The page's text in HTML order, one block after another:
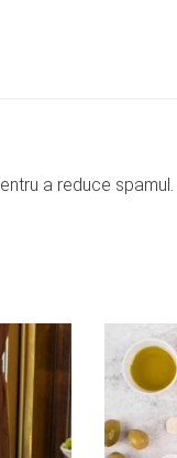
a reduce spamul.